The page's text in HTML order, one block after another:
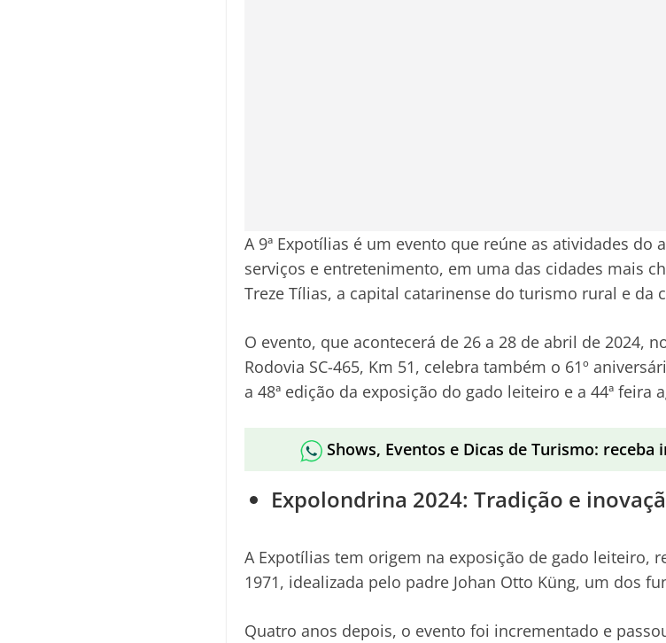
A 9ª Expotílias é um evento que reúne as atividades
serviços e entretenimento, em uma das cidades mais
Treze Tílias, a capital catarinense do turismo rural e da
O evento, que acontecerá de 26 a 28 de abril de 2024,
Rodovia SC-465, Km 51, celebra também o 61º
a 48ª edição da exposição do gado leiteiro e a 44ª feira
Shows, Eventos e Dicas de Turismo:
Expolondrina 2024: Tradição e
A Expotílias tem origem na exposição de gado leiteiro,
1971, idealizada pelo padre Johan Otto Küng, um dos
Quatro anos depois, o evento foi incrementado e